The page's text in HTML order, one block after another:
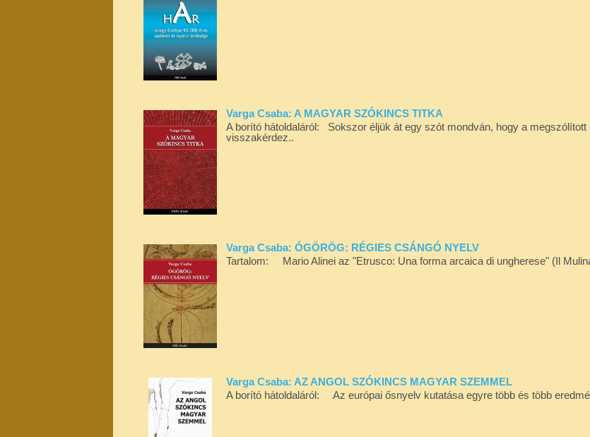
Varga Csaba: A MAGYAR SZÓKINCS TITKA
A borító hátoldaláról: Sokszor éljük át egy szót mondván, hogy a megszólított
visszakérdez..
Varga Csaba: ÓGÖRÖG: RÉGIES CSÁNGÓ NYELV
Tartalom: Mario Alinei az "Etrusco: Una forma arcaica di ungherese" (Il
Varga Csaba: AZ ANGOL SZÓKINCS MAGYAR SZEMMEL
A borító hátoldaláról: Az európai ősnyelv kutatása egyre több és több